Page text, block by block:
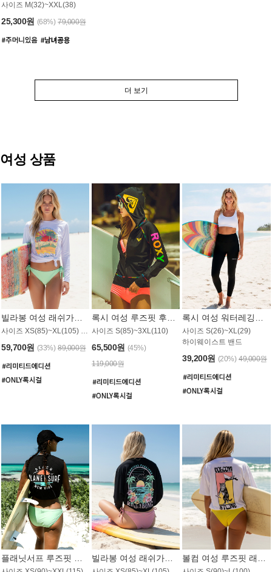
사이즈 M(32)~XXL(38)
25,300원 (68%) 79,000원
더 보기
여성 상품
59,700원 (33%) 89,000원
사이즈 S(85)~3XL(110)
65,500원 (45%)
119,000원
사이즈 S(26)~XL(29)
하이웨이스트 밴드
39,200원 (20%) 49,000원